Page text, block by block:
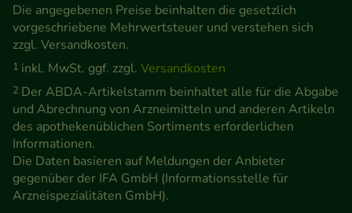
unsere Website weiter für Sie optimieren können,
den Inhalt auf unserer Website aber auch die
Werbung auf Drittseiten möglichst relevant für Sie
zu gestalten. Bitte beachten Sie, dass Daten hierfür
teilweise an Dritte wie z.B. Google oder soziale
Medien übertragen werden.
Die angegebenen Preise beinhalten die gesetzlich
vorgeschriebene Mehrwertsteuer und verstehen sich
zzgl. Versandkosten.
1 inkl. MwSt. ggf. zzgl. Versandkosten
2 Der ABDA-Artikelstamm beinhaltet alle für die Abgabe
und Abrechnung von Arzneimitteln und anderen Artikeln
des apothekenüblichen Sortiments erforderlichen
Informationen.
Die Daten basieren auf Meldungen der Anbieter
gegenüber der IFA GmbH (Informationsstelle für
Arzneispezialitäten GmbH).